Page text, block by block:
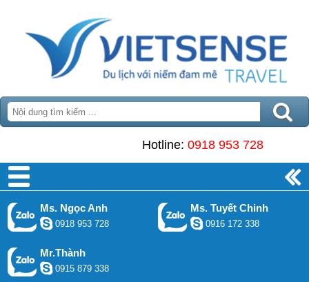
Hotline: 0918 953 728
Ms. Ngọc Anh
0918 953 728
Ms. Tuyết Chinh
0916 172 338
Mr.Thành
0915 879 338